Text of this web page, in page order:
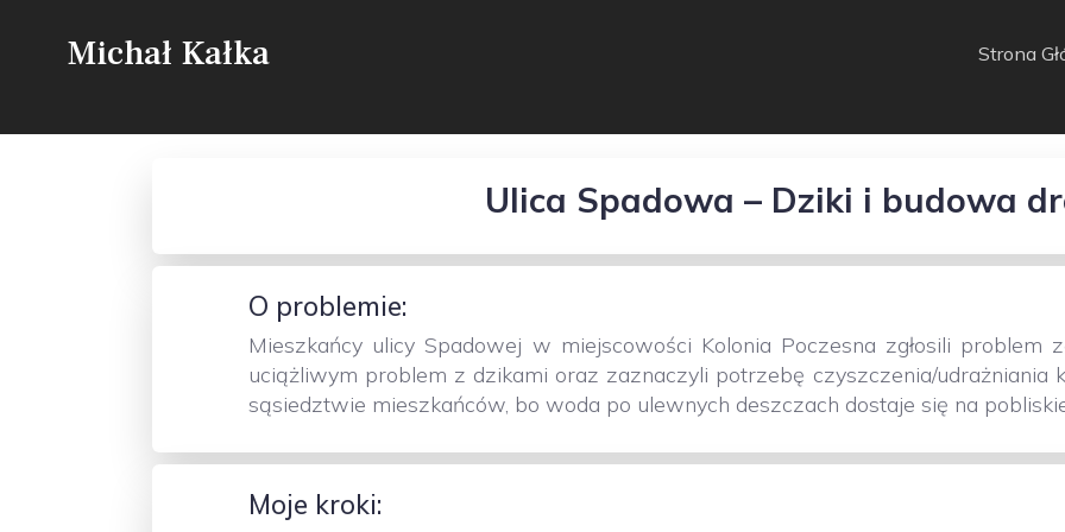
Michał Kałka Strona
Ulica Spadowa – Dziki i budowa
O problemie:
Mieszkańcy ulicy Spadowej w miejscowości Kolonia Poczesna zgłosili problem
uciążliwym problem z dzikami oraz zaznaczyli potrzebę czyszczenia/udrażniania
sąsiedztwie mieszkańców, bo woda po ulewnych deszczach dostaje się na
Moje kroki: